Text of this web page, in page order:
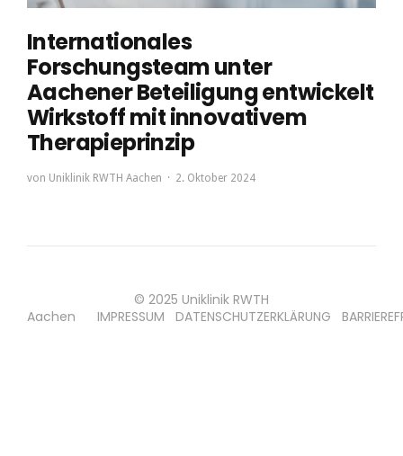
Internationales
Forschungsteam unter
Aachener Beteiligung entwickelt
Wirkstoff mit innovativem
Therapieprinzip
von Uniklinik RWTH Aachen 2. Oktober 2024
© 2025 Uniklinik RWTH
Aachen IMPRESSUM DATENSCHUTZERKLÄRUNG